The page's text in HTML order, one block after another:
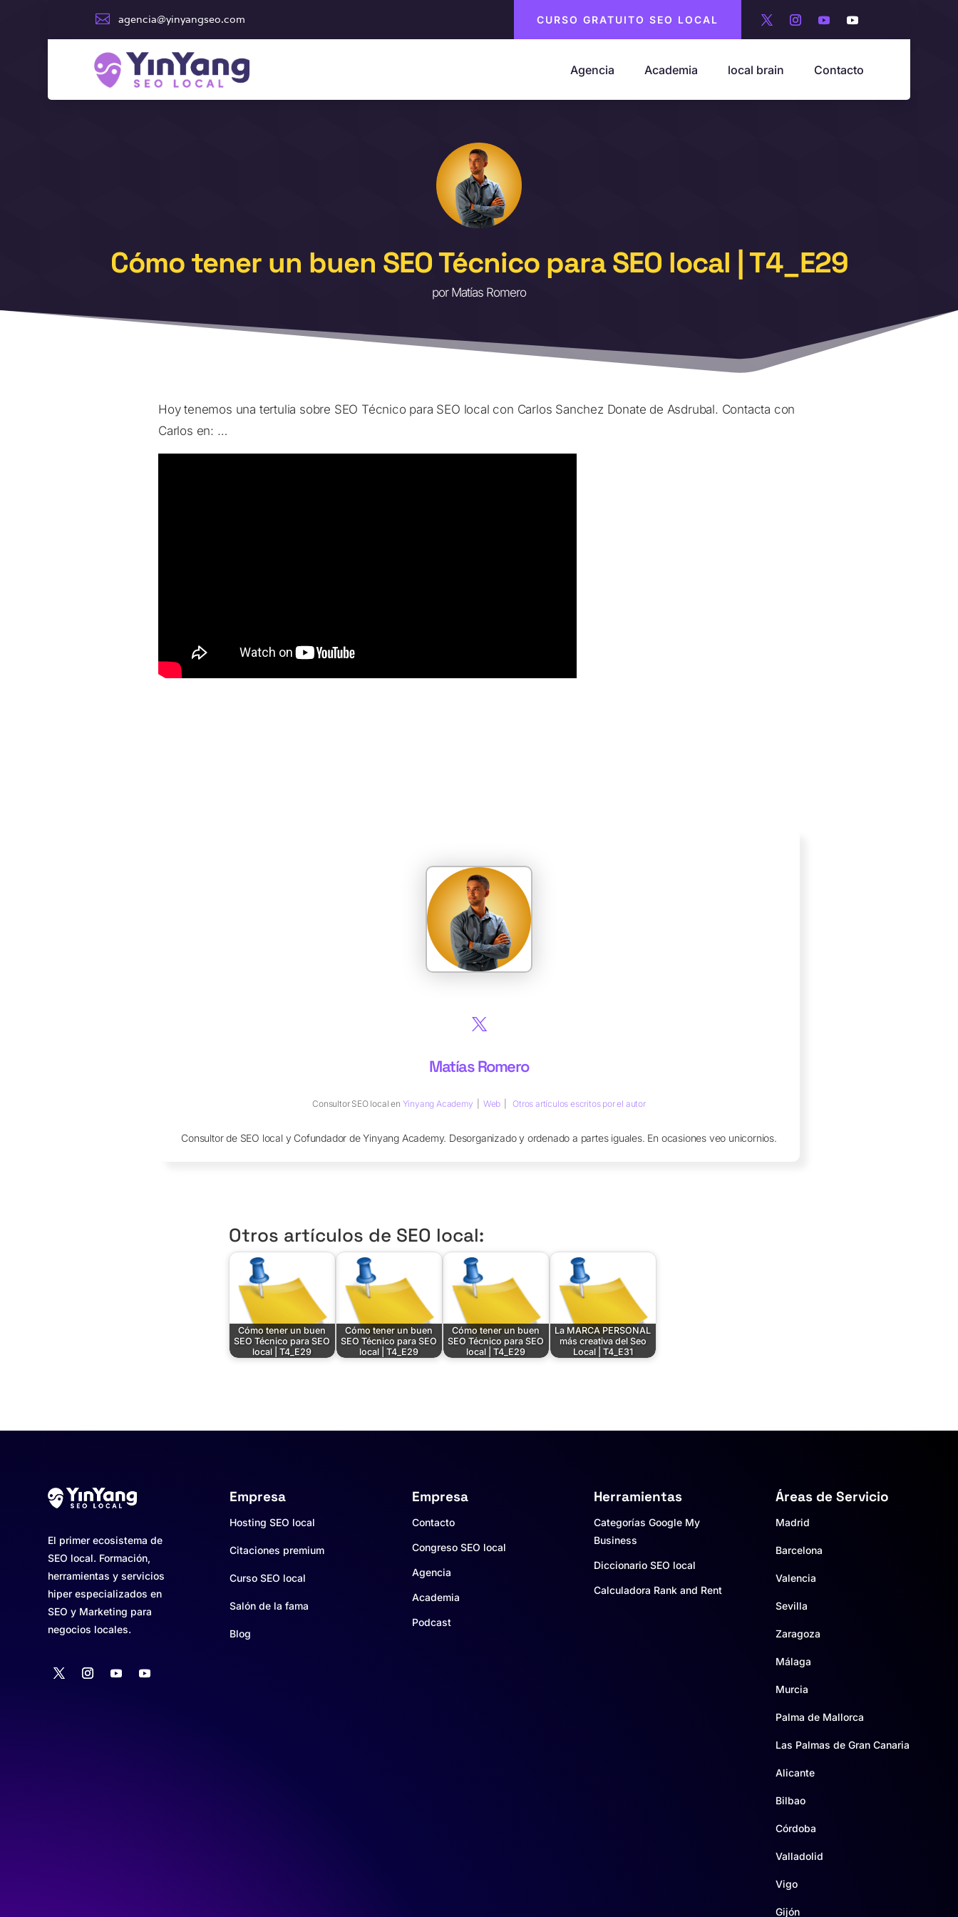
 agencia@yinyangseo.com CURSO GRATUITO SEO LOCAL
Agencia Academia local brain Contacto
Cómo tener un buen SEO Técnico para SEO local | T4_E29
por Matías Romero
Hoy tenemos una tertulia sobre SEO Técnico para SEO local con Carlos Sanchez Donate de Asdrubal. Contacta con
Carlos en: …
Matías Romero
Consultor SEO local en Yinyang Academy Web Otros artículos escritos por el autor
Consultor de SEO local y Cofundador de Yinyang Academy. Desorganizado y ordenado a partes iguales. En ocasiones veo unicornios.
Otros artículos de SEO local:
Cómo tener un buen
SEO Técnico para SEO
local | T4_E29
Cómo tener un buen
SEO Técnico para SEO
local | T4_E29
Cómo tener un buen
SEO Técnico para SEO
local | T4_E29
La MARCA PERSONAL
más creativa del Seo
Local | T4_E31
El primer ecosistema de
SEO local. Formación,
herramientas y servicios
hiper especializados en
SEO y Marketing para
negocios locales.
Empresa
Hosting SEO local
Citaciones premium
Curso SEO local
Salón de la fama
Blog
Empresa
Contacto
Congreso SEO local
Agencia
Academia
Podcast
Herramientas
Categorías Google My
Business
Diccionario SEO local
Calculadora Rank and Rent
Áreas de Servicio
Madrid
Barcelona
Valencia
Sevilla
Zaragoza
Málaga
Murcia
Palma de Mallorca
Las Palmas de Gran Canaria
Alicante
Bilbao
Córdoba
Valladolid
Vigo
Gijón